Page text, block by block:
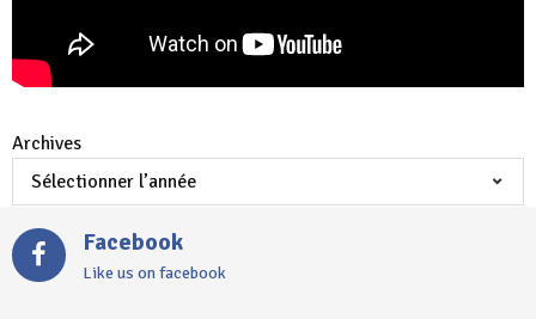
Archives
Facebook
Like us on facebook